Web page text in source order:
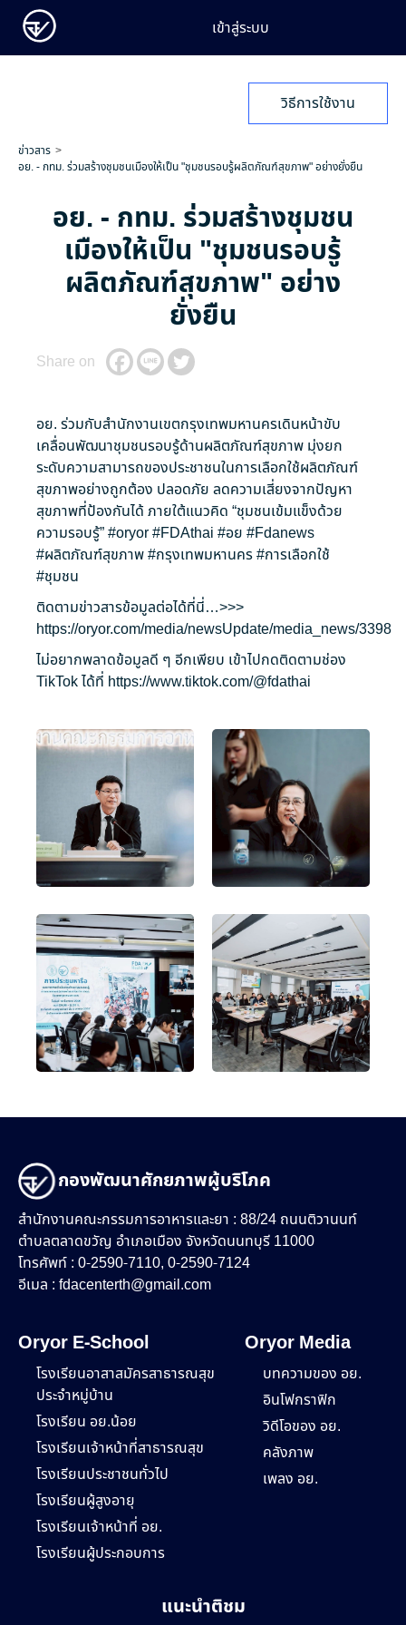
เข้าสู่ระบบ
วิธีการใช้งาน
ข่าวสาร
อย. - กทม. ร่วมสร้างชุมชนเมืองให้เป็น "ชุมชนรอบรู้ผลิตภัณฑ์สุขภาพ" อย่างยั่งยืน
อย. - กทม. ร่วมสร้างชุมชน
เมืองให้เป็น "ชุมชนรอบรู้
ผลิตภัณฑ์สุขภาพ" อย่าง
ยั่งยืน
Share on
อย. ร่วมกับสำนักงานเขตกรุงเทพมหานครเดินหน้าขับ
เคลื่อนพัฒนาชุมชนรอบรู้ด้านผลิตภัณฑ์สุขภาพ มุ่งยก
ระดับความสามารถของประชาชนในการเลือกใช้ผลิตภัณฑ์
สุขภาพอย่างถูกต้อง ปลอดภัย ลดความเสี่ยงจากปัญหา
สุขภาพที่ป้องกันได้ ภายใต้แนวคิด “ชุมชนเข้มแข็งด้วย
ความรอบรู้”#oryor#FDAthai #อย #Fdanews
#ผลิตภัณฑ์สุขภาพ#กรุงเทพมหานคร#การเลือกใช้
#ชุมชน
ติดตามข่าวสารข้อมูลต่อได้ที่นี่…>>>
https://oryor.com/media/newsUpdate/media_news/3398
ไม่อยากพลาดข้อมูลดี ๆ อีกเพียบ เข้าไปกดติดตามช่อง
TikTok ได้ที่ https://www.tiktok.com/@fdathai
กองพัฒนาศักยภาพผู้บริโภค
สำนักงานคณะกรรมการอาหารและยา : 88/24 ถนนติวานนท์
ตำบลตลาดขวัญ อำเภอเมือง จังหวัดนนทบุรี 11000
โทรศัพท์ : 0-2590-7110, 0-2590-7124
อีเมล : fdacenterth@gmail.com
Oryor E-School
โรงเรียนอาสาสมัครสาธารณสุข
ประจำหมู่บ้าน
โรงเรียน อย.น้อย
โรงเรียนเจ้าหน้าที่สาธารณสุข
โรงเรียนประชาชนทั่วไป
โรงเรียนผู้สูงอายุ
โรงเรียนเจ้าหน้าที่ อย.
โรงเรียนผู้ประกอบการ
Oryor Media
บทความของ อย.
อินโฟกราฟิก
วิดีโอของ อย.
คลังภาพ
เพลง อย.
แนะนำติชม